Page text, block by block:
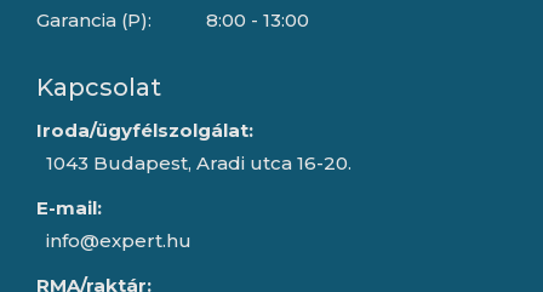
Garancia (P):
8:00 - 13:00
Kapcsolat
Iroda/ügyfélszolgálat:
1043 Budapest, Aradi utca 16-20.
E-mail:
info@expert.hu
RMA/raktár: